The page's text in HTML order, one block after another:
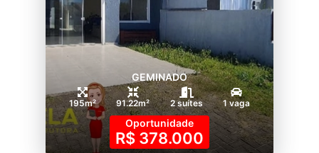
GEMINADO
195m² 91.22m² 2 suítes 1 vaga
Oportunidade
R$ 378.000